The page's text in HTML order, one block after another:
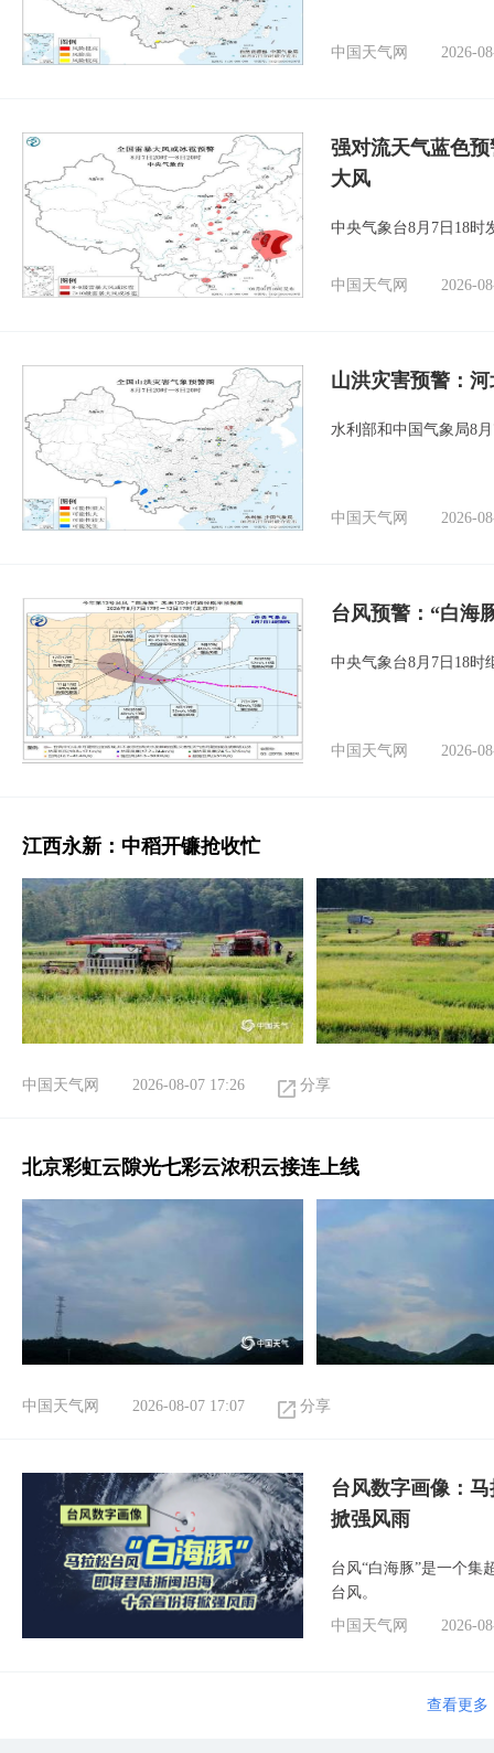
中国天气网 2026-
强对流天气蓝色
大风
中央气象台8月7日18时
中国天气网 2026-
山洪灾害预警：
水利部和中国气象局8
中国天气网 2026-
台风预警：“白海
中央气象台8月7日18时
中国天气网 2026-
江西永新：中稻开镰抢收忙
中国天气网 2026-08-07 17:26 分享
北京彩虹云隙光七彩云浓积云接连上线
中国天气网 2026-08-07 17:07 分享
台风数字画像：
掀强风雨
台风“白海豚”是一个集
台风。
中国天气网
2026-
查看更多